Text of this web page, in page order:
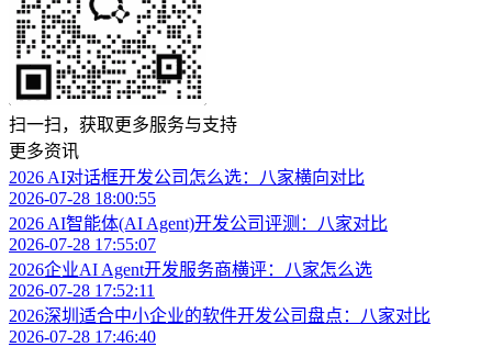
扫一扫，获取更多服务与支持
更多资讯
2026 AI对话框开发公司怎么选：八家横向对比
2026-07-28 18:00:55
2026 AI智能体(AI Agent)开发公司评测：八家对比
2026-07-28 17:55:07
2026企业AI Agent开发服务商横评：八家怎么选
2026-07-28 17:52:11
2026深圳适合中小企业的软件开发公司盘点：八家对比
2026-07-28 17:46:40